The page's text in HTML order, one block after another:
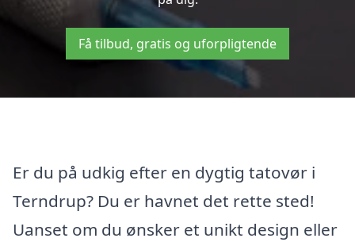
Få tilbud, gratis og uforpligtende
Er du på udkig efter en dygtig tatovør i
Terndrup? Du er havnet det rette sted!
Uanset om du ønsker et unikt design eller